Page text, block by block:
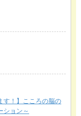
す！】こころの脳の
ション～